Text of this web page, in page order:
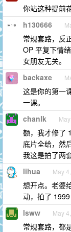
你站这种提前
h130666
常规套路，反
OP 平复下情
女朋友无关。
backaxe
这是你的第一
一课。
chanlk
额，我才修了
底片全给，然
我这是拍了两
lihua May
想开点。老婆
动，拍了 1999
lsww May
常规套路，都